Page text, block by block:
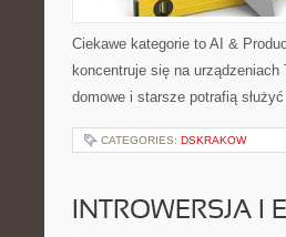
Ciekawe kategorie to AI &
koncentruje się na
domowe i starsze potrafią
CATEGORIES: DSKRAKOW
INTROWERSJA I